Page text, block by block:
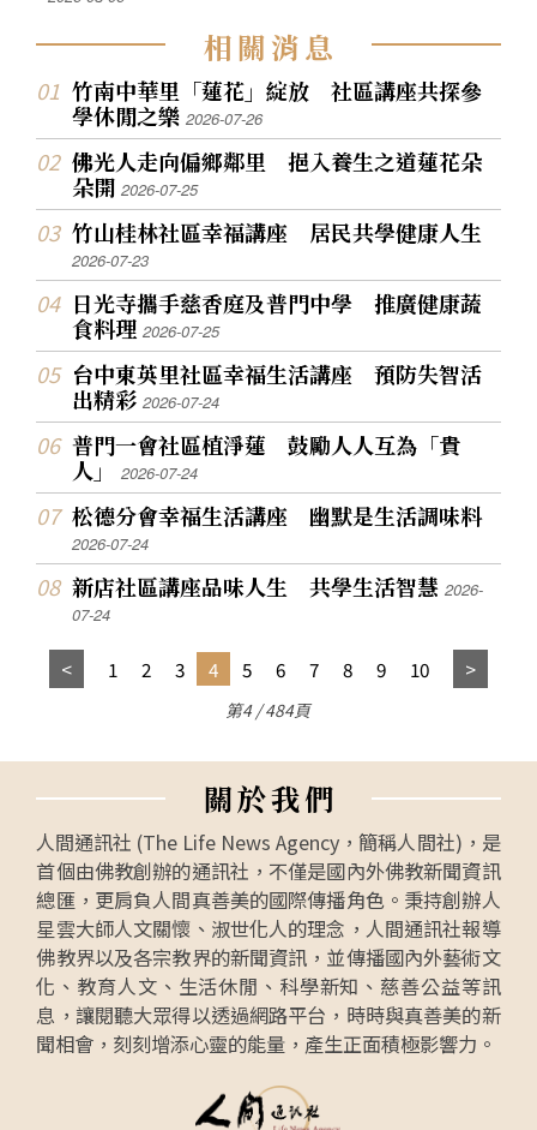
相關消息
竹南中華里「蓮花」綻放 社區講座共探參
學休閒之樂2026-07-26
佛光人走向偏鄉鄰里 挹入養生之道蓮花朵
朵開2026-07-25
竹山桂林社區幸福講座 居民共學健康人生
2026-07-23
日光寺攜手慈香庭及普門中學 推廣健康蔬
食料理2026-07-25
台中東英里社區幸福生活講座 預防失智活
出精彩2026-07-24
普門一會社區植淨蓮 鼓勵人人互為「貴
人」2026-07-24
松德分會幸福生活講座 幽默是生活調味料
2026-07-24
新店社區講座品味人生 共學生活智慧2026-
07-24
1 2 3 4 5 6 7 8 9 10
第4 / 484頁
關於我們
人間通訊社 (The Life News Agency，簡稱人間社)，是
首個由佛教創辦的通訊社，不僅是國內外佛教新聞資訊
總匯，更肩負人間真善美的國際傳播角色。秉持創辦人
星雲大師人文關懷、淑世化人的理念，人間通訊社報導
佛教界以及各宗教界的新聞資訊，並傳播國內外藝術文
化、教育人文、生活休閒、科學新知、慈善公益等訊
息，讓閱聽大眾得以透過網路平台，時時與真善美的新
聞相會，刻刻增添心靈的能量，產生正面積極影響力。